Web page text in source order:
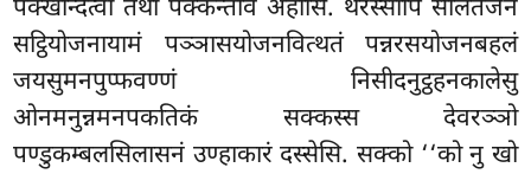
पक्खन्दित्वा तथा पक्कन्तोव अहोसि. थेरस्सापि सीलतेजेन
सट्ठियोजनायामं पञ्ञासयोजनवित्थतं पन्नरसयोजनबहलं
जयसुमनपुप्फवण्णं निसीदनुट्ठहनकालेसु
ओनमनुन्नमनपकतिकं सक्कस्स देवरञ्ञो
पण्डुकम्बलसिलासनं उण्हाकारं दस्सेसि. सक्को ‘‘को नु खो